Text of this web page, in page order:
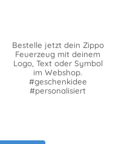
Bestelle jetzt dein Zippo
Feuerzeug mit deinem
Logo, Text oder Symbol
im Webshop.
#geschenkidee
#personalisiert